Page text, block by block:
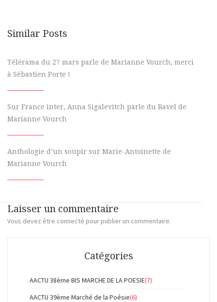
Similar Posts
Télérama du 27 mars parle de Marianne Vourch, merci
à Sébastien Porte !
Sur France inter, Anna Sigalevitch parle du Ravel de
Marianne Vourch
Anthologie d’un soupir sur Marie-Antoinette de
Marianne Vourch
Laisser un commentaire
Vous devez être connecté pour publier un commentaire.
Catégories
AACTU 38ème BIS MARCHE DE LA POESIE(7)
AACTU 39ème Marché de la Poésie(6)